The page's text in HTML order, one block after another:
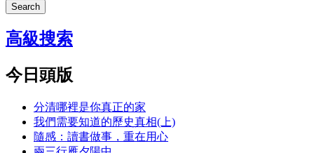
Search
高級搜索
今日頭版
分清哪裡是你真正的家
我們需要知道的歷史真相(上)
隨感：讀書做事，重在用心